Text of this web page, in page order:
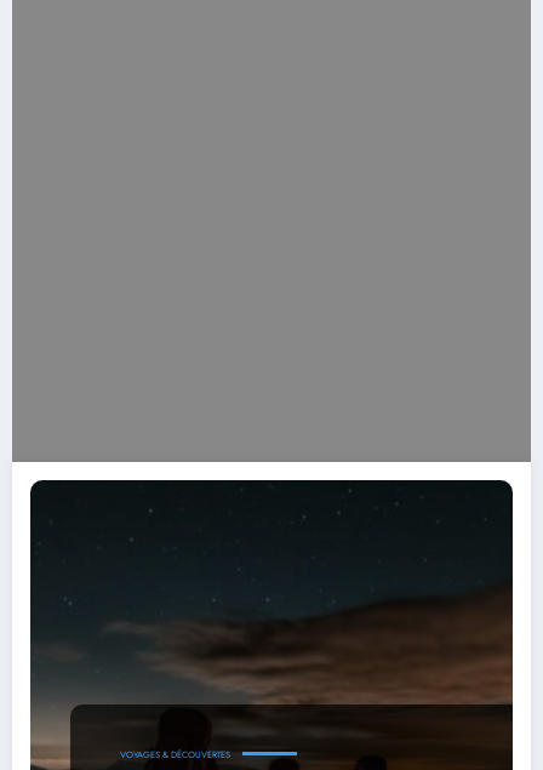
VOYAGES & DÉCOUVERTES